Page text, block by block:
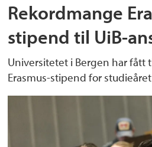
Rekordmange
stipend til UiB-
Universitetet i Bergen har fått
Erasmus-stipend for